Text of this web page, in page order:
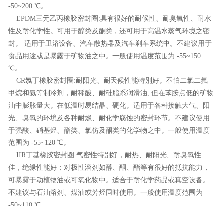
-50~200 ℃。
EPDM三元乙丙橡胶密封圈:具有很好的耐候性、耐臭氧性、耐水
性及耐化学性。可用于醇类及酮类，还可用于高温水蒸气环境之密
封。 适用于卫浴设备、汽车散热器及汽车刹车系统中。不建议用于
食品用途或是暴露于矿物油之中。一般使用温度范围为 -55~150
℃。
CR氯丁橡胶密封圈:耐阳光、耐天候性能特別好。不怕二氯二氟
甲烷和氨等制冷剂，耐稀酸、耐硅脂系润滑油, 但在苯胺点低的矿物
油中膨胀量大。在低温时易结晶、硬化。适用于各种接触大气、阳
光、臭氧的环境及各种耐燃、耐化学腐蚀的密封环节。不建议使用
于强酸、硝基烃、酯类、氯仿及酮类的化学物之中。一般使用温度
范围为 -55~120 ℃。
IIR丁基橡胶密封圈:气密性特別好，耐热、耐阳光、耐臭氧性
佳，绝缘性能好；对极性溶剂如醇、酮、酯等有很好的抵抗能力，
可暴露于动植物油或可氧化物中。适合于耐化学药品或真空设备。
不建议与石油溶剂、煤油或芳烃同时使用。一般使用温度范围为